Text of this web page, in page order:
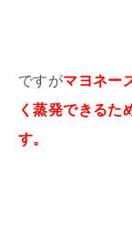
ですがマヨネー
く蒸発できるた
す。